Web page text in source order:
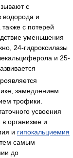
с
и
с потерей
уменьшения
24-гидроксилазы
и 25-
замедлением
трофики.
усвоения
организме и
и гипокальциемия
самым
до